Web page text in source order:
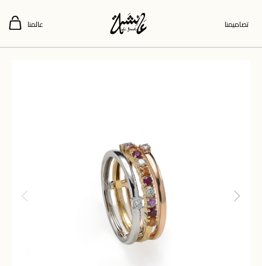
تصاميمنا عالمنا